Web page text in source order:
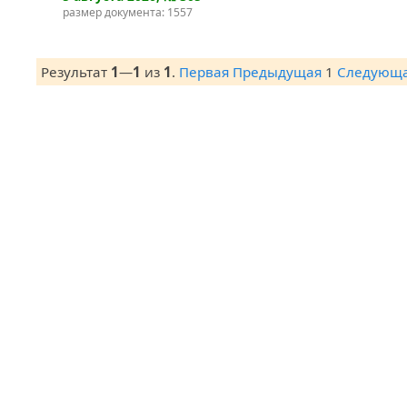
размер документа: 1557
Результат 1—1 из 1. Первая Предыдущая 1